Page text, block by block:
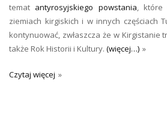
temat antyrosyjskiego powstania, które
ziemiach kirgiskich i w innych częściach
kontynuować, zwłaszcza że w Kirgistanie
także Rok Historii i Kultury. (więcej…)
Czytaj więcej